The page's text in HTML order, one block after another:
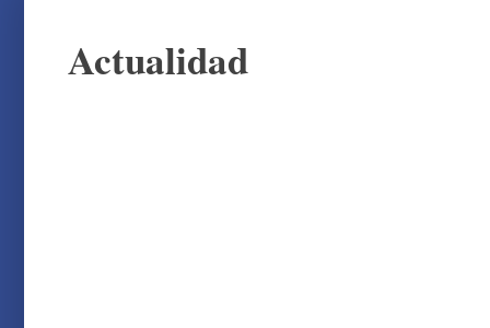
Actualidad